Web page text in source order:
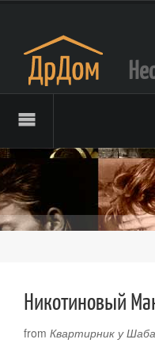
Никотиновый
from Квартирник у